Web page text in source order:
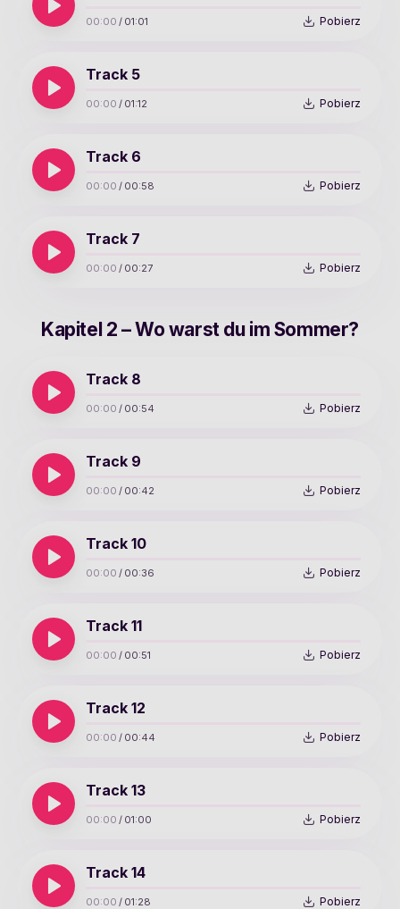
00:00 / 01:01 Pobierz
Track 5
00:00 / 01:12 Pobierz
Track 6
00:00 / 00:58 Pobierz
Track 7
00:00 / 00:27 Pobierz
Kapitel 2 – Wo warst du im Sommer?
Track 8
00:00 / 00:54 Pobierz
Track 9
00:00 / 00:42 Pobierz
Track 10
00:00 / 00:36 Pobierz
Track 11
00:00 / 00:51 Pobierz
Track 12
00:00 / 00:44 Pobierz
Track 13
00:00 / 01:00 Pobierz
Track 14
00:00 / 01:28 Pobierz